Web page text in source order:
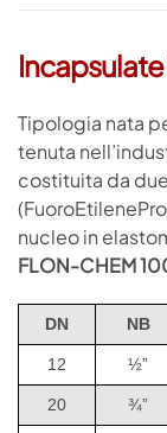
Tipologia nata
tenuta
costituita da
nucleo in
FLON-CHEM
DN NB
12 ½”
20 ¾”